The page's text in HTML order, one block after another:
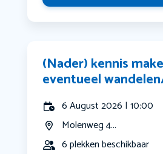
(Nader) kennis
eventueel
6 August 2026 | 10:00
Molenweg 4...
6 plekken beschikbaar